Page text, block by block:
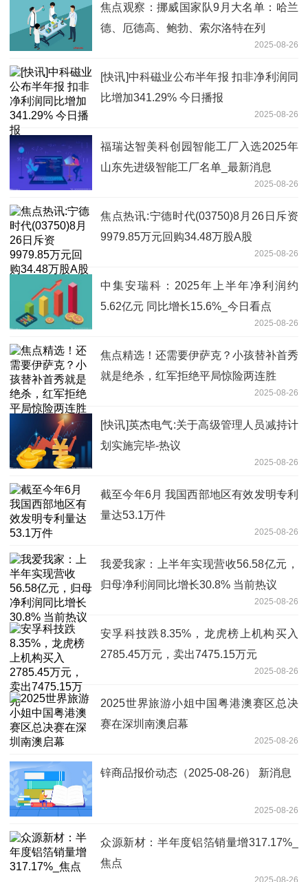
焦点观察：挪威国家队9月大名单：哈兰
德、厄德高、鲍勃、索尔洛特在列
2025-08-26
[快讯]中科磁业公布半年报 扣非净利润同
比增加341.29% 今日播报
2025-08-26
福瑞达智美科创园智能工厂入选2025年
山东先进级智能工厂名单_最新消息
2025-08-26
焦点热讯:宁德时代(03750)8月26日斥资
9979.85万元回购34.48万股A股
2025-08-26
中集安瑞科：2025年上半年净利润约
5.62亿元 同比增长15.6%_今日看点
2025-08-26
焦点精选！还需要伊萨克？小孩替补首秀
就是绝杀，红军拒绝平局惊险两连胜
2025-08-26
[快讯]英杰电气:关于高级管理人员减持计
划实施完毕-热议
2025-08-26
截至今年6月 我国西部地区有效发明专利
量达53.1万件
2025-08-26
我爱我家：上半年实现营收56.58亿元，
归母净利润同比增长30.8% 当前热议
2025-08-26
安孚科技跌8.35%，龙虎榜上机构买入
2785.45万元，卖出7475.15万元
2025-08-26
2025世界旅游小姐中国粤港澳赛区总决
赛在深圳南澳启幕
2025-08-26
锌商品报价动态（2025-08-26） 新消息
2025-08-26
众源新材：半年度铝箔销量增317.17%_
焦点
2025-08-26